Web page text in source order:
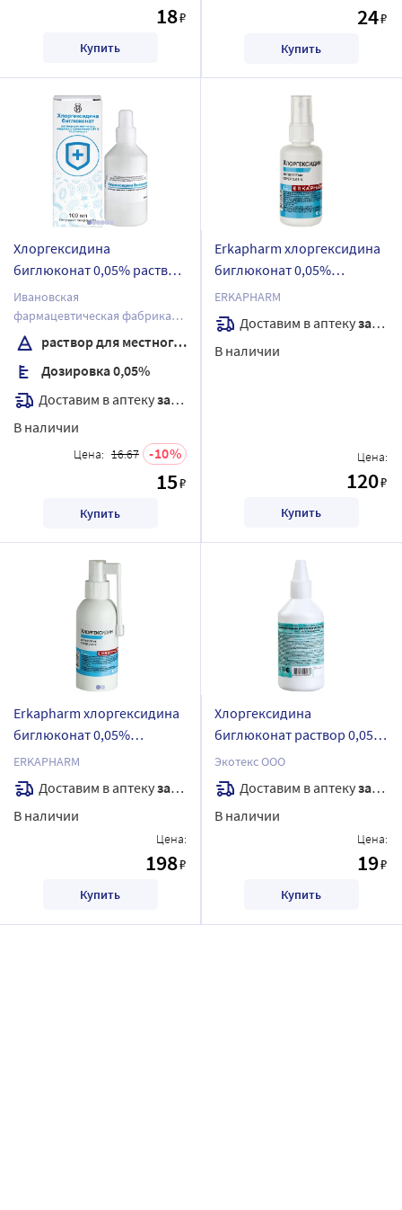
18₽
Купить
24₽
Купить
Хлоргексидина
биглюконат 0,05% раствор
для местного применения
для наружного
применения 100 мл
флакон
Ивановская
фармацевтическая фабрика
АО
раствор для местного применения
Дозировка 0,05%
Доставим в аптекузавтра
В наличии
Цена: 16.67 10
15₽
Купить
Erkapharm хлоргексидина
биглюконат 0,05%
антисептик средство
дезинфицирующее 50 мл/
спрей
ERKAPHARM
Доставим в аптекузавтра
В наличии
Цена:
120₽
Купить
Erkapharm хлоргексидина
биглюконат 0,05%
антисептик средство
дезинфицирующее 150 мл/
спрей
ERKAPHARM
Доставим в аптекузавтра
В наличии
Цена:
198₽
Купить
Хлоргексидина
биглюконат раствор 0,05%
средство
дезинфицирующее 100 мл
Экотекс ООО
Доставим в аптекузавтра
В наличии
Цена:
19₽
Купить